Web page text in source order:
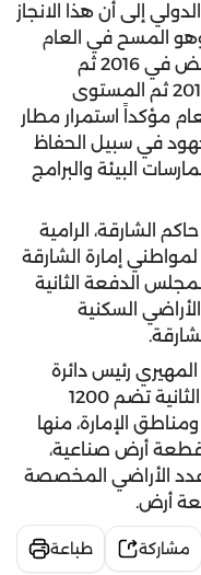
إلى أن هذا الانجاز
وهو المسح في العام
2014 ثم المستوى الثاني التخفيض في 2016 ثم
المستوى الثالث التحسين في 2018 ثم المستوى
العام مؤكداً استمرار مطار
في سبيل الحفاظ
البيئة والبرامج
الشارقة، الرامية
لمواطني إمارة الشارقة
الدفعة الثانية
الأراضي السكنية
رئيس دائرة
التخطيط والمساحة، أن الدفعة الثانية تضم 1200
الإمارة، منها
قطعة أرض سكنية، و362 قطعة أرض صناعية،
عدد الأراضي المخصصة
مشاركة طباعة